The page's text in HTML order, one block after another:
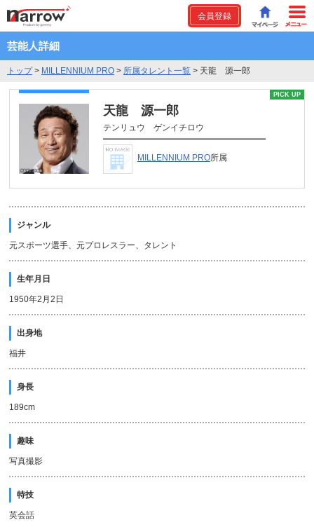
会員登録
芸能人詳細
トップ> MILLENNIUM PRO > 所属タレント一覧 > 天龍 源一郎
PICK UP
天龍 源一郎
テンリュウ ゲンイチロウ
MILLENNIUM PRO所属
ジャンル
元スポーツ選手、元プロレスラー、タレント
生年月日
1950年2月2日
出身地
福井
身長
189cm
趣味
写真撮影
特技
英会話